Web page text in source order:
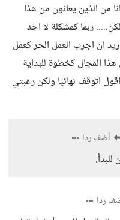
من الذين يعانون من هذا
ربما كمشكلة لا اجد
ان اجرب العمل الحر كعمل
المجال كخطوة للبداية
اتوقف نهائيا ولكن رغبتي
أضف ردا
ردا